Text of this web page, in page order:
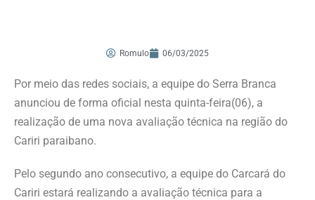
Romulo 06/03/2025
Por meio das redes sociais, a equipe do Serra Branca
anunciou de forma oficial nesta quinta-feira(06), a
realização de uma nova avaliação técnica na região do
Cariri paraibano.
Pelo segundo ano consecutivo, a equipe do Carcará do
Cariri estará realizando a avaliação técnica para a